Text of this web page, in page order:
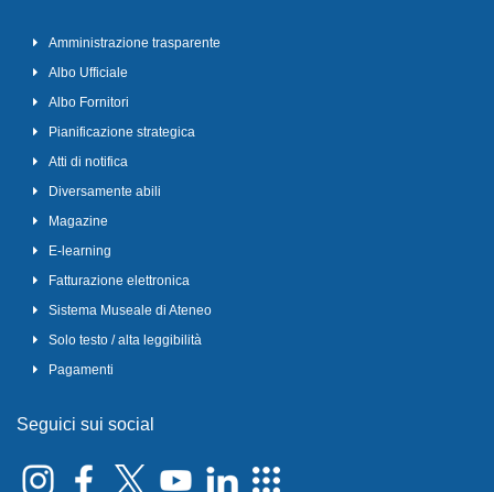
Amministrazione trasparente
Albo Ufficiale
Albo Fornitori
Pianificazione strategica
Atti di notifica
Diversamente abili
Magazine
E-learning
Fatturazione elettronica
Sistema Museale di Ateneo
Solo testo / alta leggibilità
Pagamenti
Seguici sui social